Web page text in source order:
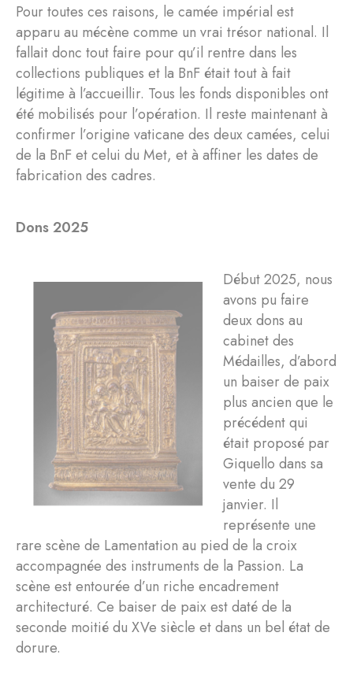
Pour toutes ces raisons, le camée impérial est
apparu au mécène comme un vrai trésor national. Il
fallait donc tout faire pour qu’il rentre dans les
collections publiques et la BnF était tout à fait
légitime à l’accueillir. Tous les fonds disponibles ont
été mobilisés pour l’opération. Il reste maintenant à
confirmer l’origine vaticane des deux camées, celui
de la BnF et celui du Met, et à affiner les dates de
fabrication des cadres.
Dons 2025
Début 2025, nous
avons pu faire
deux dons au
cabinet des
Médailles, d’abord
un baiser de paix
plus ancien que le
précédent qui
était proposé par
Giquello dans sa
vente du 29
janvier. Il
représente une
rare scène de Lamentation au pied de la croix
accompagnée des instruments de la Passion. La
scène est entourée d’un riche encadrement
architecturé. Ce baiser de paix est daté de la
seconde moitié du XVe siècle et dans un bel état de
dorure.